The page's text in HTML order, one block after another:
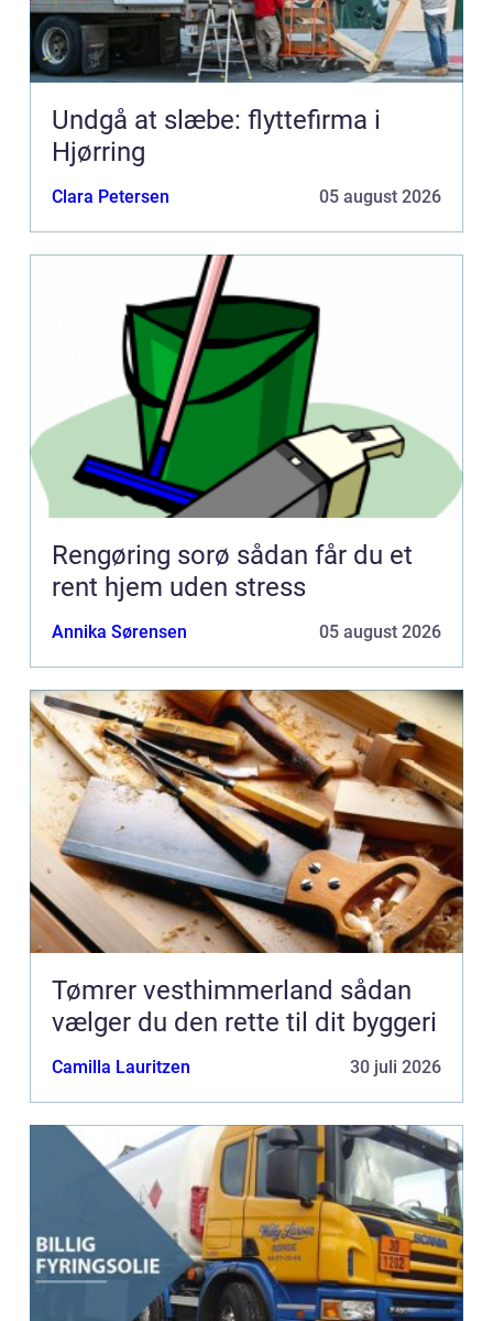
Undgå at slæbe: flyttefirma i
Hjørring
Clara Petersen 05 august 2026
Rengøring sorø sådan får du et
rent hjem uden stress
Annika Sørensen 05 august 2026
Tømrer vesthimmerland sådan
vælger du den rette til dit byggeri
Camilla Lauritzen 30 juli 2026